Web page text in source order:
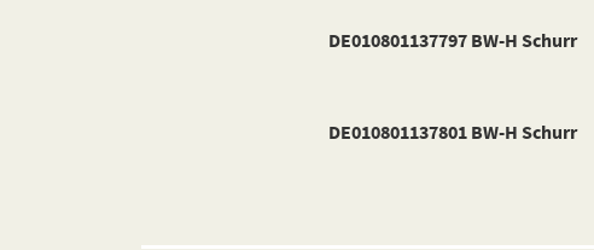
DE010801137797 BW-H Schurr
DE010801137801 BW-H Schurr